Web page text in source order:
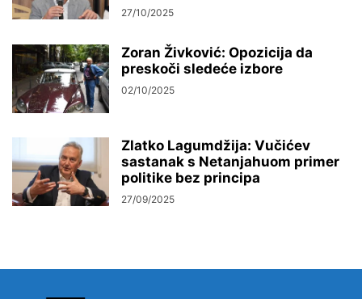
27/10/2025
Zoran Živković: Opozicija da
preskoči sledeće izbore
02/10/2025
Zlatko Lagumdžija: Vučićev
sastanak s Netanjahuom primer
politike bez principa
27/09/2025